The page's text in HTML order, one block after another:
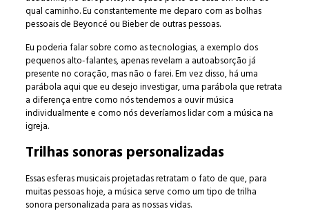
qual caminho. Eu constantemente me deparo com as bolhas
pessoais de Beyoncé ou Bieber de outras pessoas.
Eu poderia falar sobre como as tecnologias, a exemplo dos
pequenos alto-falantes, apenas revelam a autoabsorção já
presente no coração, mas não o farei. Em vez disso, há uma
parábola aqui que eu desejo investigar, uma parábola que retrata
a diferença entre como nós tendemos a ouvir música
individualmente e como nós deveríamos lidar com a música na
igreja.
Trilhas sonoras personalizadas
Essas esferas musicais projetadas retratam o fato de que, para
muitas pessoas hoje, a música serve como um tipo de trilha
sonora personalizada para as nossas vidas.